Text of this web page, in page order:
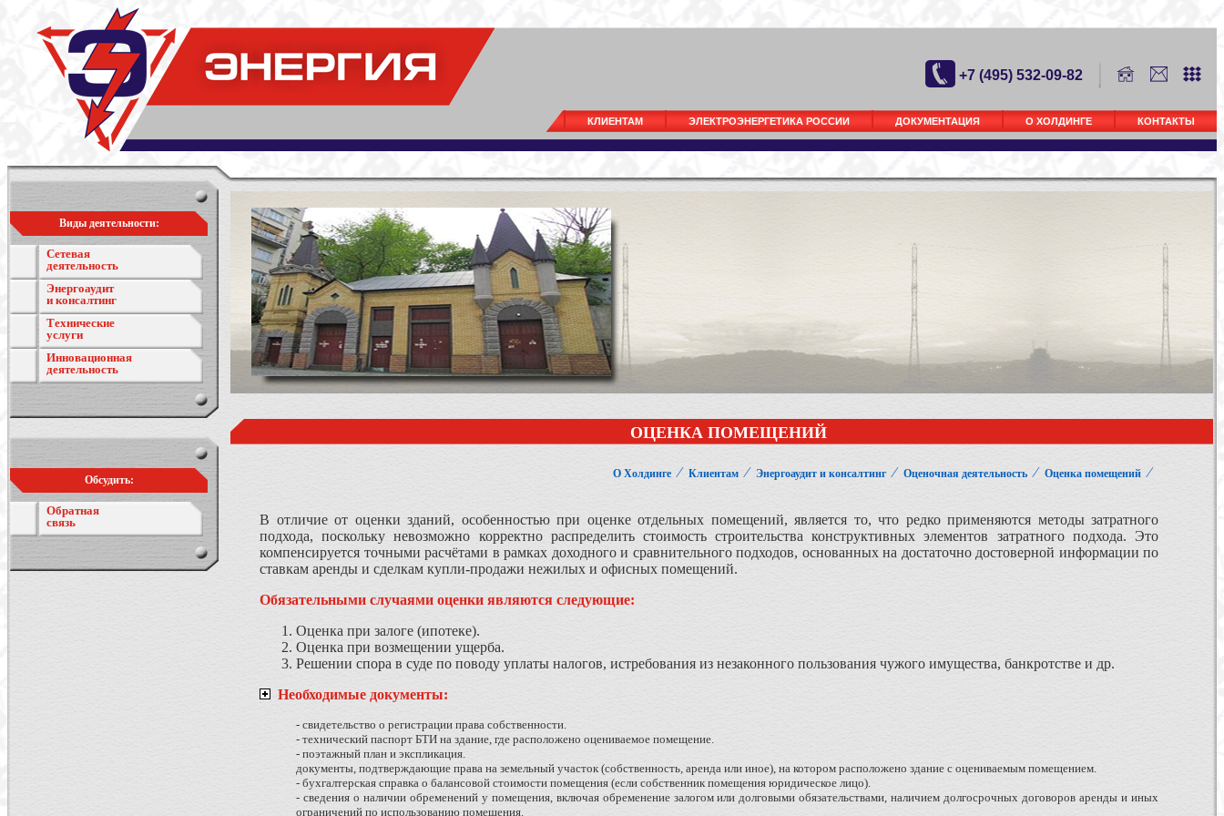
+7 (495) 532-09-82
КЛИЕНТАМ ЭЛЕКТРОЭНЕРГЕТИКА РОССИИ ДОКУМЕНТАЦИЯ О ХОЛДИНГЕ КОНТАКТЫ
Виды деятельности:
Сетевая
деятельность
Энергоаудит
и консалтинг
Технические
услуги
Инновационная
деятельность
Обсудить:
Обратная
связь
ОЦЕНКА ПОМЕЩЕНИЙ
О Холдинге ⁄ Клиентам ⁄ Энергоаудит и консалтинг⁄ Оценочная деятельность ⁄ Оценка помещений ⁄
В отличие от оценки зданий, особенностью при оценке отдельных помещений, является то, что редко применяются методы затратного
подхода, поскольку невозможно корректно распределить стоимость строительства конструктивных элементов затратного подхода. Это
компенсируется точными расчётами в рамках доходного и сравнительного подходов, основанных на достаточно достоверной информации по
ставкам аренды и сделкам купли-продажи нежилых и офисных помещений.
Обязательными случаями оценки являются следующие:
Оценка при залоге (ипотеке).
Оценка при возмещении ущерба.
Решении спора в суде по поводу уплаты налогов, истребования из незаконного пользования чужого имущества, банкротстве и др.
Необходимые документы:
- cвидетельство о регистрации права собственности.
- технический паспорт БТИ на здание, где расположено оцениваемое помещение.
- поэтажный план и экспликация.
документы, подтверждающие права на земельный участок (собственность, аренда или иное), на котором расположено здание с оцениваемым помещением.
- бухгалтерская справка о балансовой стоимости помещения (если собственник помещения юридическое лицо).
- сведения о наличии обременений у помещения, включая обременение залогом или долговыми обязательствами, наличием долгосрочных договоров аренды и иных
ограничений по использованию помещения.